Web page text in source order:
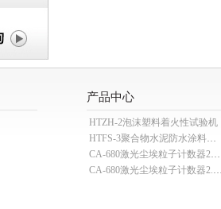
产品中心
HTZH-2泡沫塑料着火性试验机
HTFS-3聚合物水泥防水涂料分散机
CA-680激光尘埃粒子计数器28.3L
CA-680激光尘埃粒子